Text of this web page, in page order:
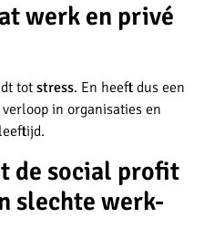
werk en privé
tot stress. En heeft dus een
verloop in organisaties en
de social profit
slechte werk-